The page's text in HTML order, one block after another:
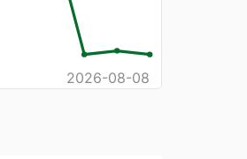
2026-08-08